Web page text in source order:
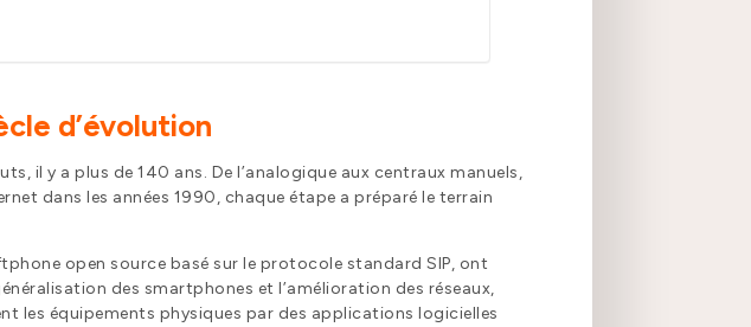
d’évolution
il y a plus de 140 ans. De l’analogique aux centraux manuels,
dans les années 1990, chaque étape a préparé le terrain
open source basé sur le protocole standard SIP, ont
des smartphones et l’amélioration des réseaux,
les équipements physiques par des applications logicielles